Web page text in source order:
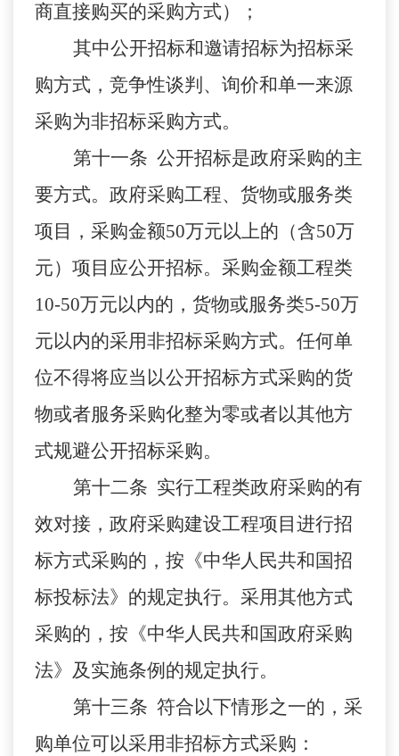
商直接购买的采购方式）；
其中公开招标和邀请招标为招标采
购方式，竞争性谈判、询价和单一来源
采购为非招标采购方式。
第十一条 公开招标是政府采购的主
要方式。政府采购工程、货物或服务类
项目，采购金额50万元以上的（含50万
元）项目应公开招标。采购金额工程类
10-50万元以内的，货物或服务类5-50万
元以内的采用非招标采购方式。任何单
位不得将应当以公开招标方式采购的货
物或者服务采购化整为零或者以其他方
式规避公开招标采购。
第十二条 实行工程类政府采购的有
效对接，政府采购建设工程项目进行招
标方式采购的，按《中华人民共和国招
标投标法》的规定执行。采用其他方式
采购的，按《中华人民共和国政府采购
法》及实施条例的规定执行。
第十三条 符合以下情形之一的，采
购单位可以采用非招标方式采购：